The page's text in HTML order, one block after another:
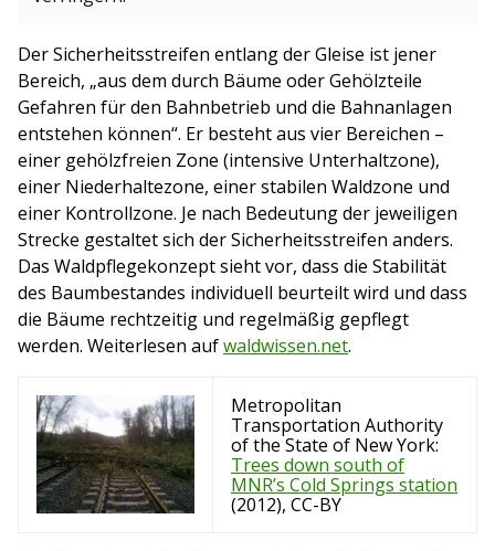
Der Sicherheitsstreifen entlang der Gleise ist jener
Bereich, „aus dem durch Bäume oder Gehölzteile
Gefahren für den Bahnbetrieb und die Bahnanlagen
entstehen können“. Er besteht aus vier Bereichen –
einer gehölzfreien Zone (intensive Unterhaltzone),
einer Niederhaltezone, einer stabilen Waldzone und
einer Kontrollzone. Je nach Bedeutung der jeweiligen
Strecke gestaltet sich der Sicherheitsstreifen anders.
Das Waldpflegekonzept sieht vor, dass die Stabilität
des Baumbestandes individuell beurteilt wird und dass
die Bäume rechtzeitig und regelmäßig gepflegt
werden. Weiterlesen aufwaldwissen.net.
Metropolitan
Transportation Authority
of the State of New York:
Trees down south of
MNR’s Cold Springs station
(2012), CC-BY